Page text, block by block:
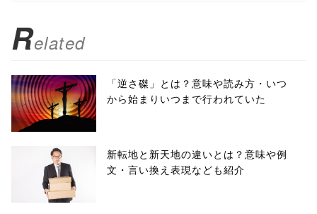
Related
「逆さ磔」とは？意味や読み方・いつ
から始まりいつまで行われていた
新転地と新天地の違いとは？意味や例
文・言い換え表現なども紹介